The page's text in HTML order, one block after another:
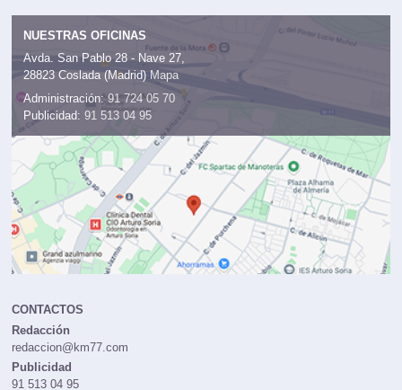
NUESTRAS OFICINAS
Avda. San Pablo 28 - Nave 27,
28823 Coslada (Madrid) Mapa
Administración: 91 724 05 70
Publicidad: 91 513 04 95
CONTACTOS
Redacción
redaccion@km77.com
Publicidad
91 513 04 95